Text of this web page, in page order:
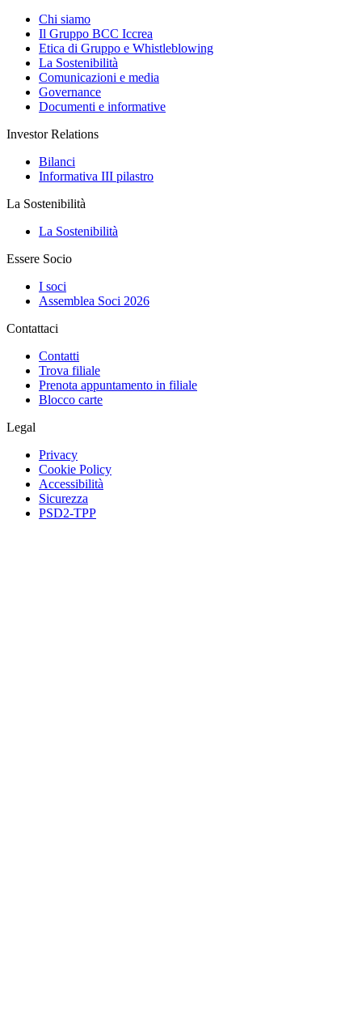
Chi siamo
Il Gruppo BCC Iccrea
Etica di Gruppo e Whistleblowing
La Sostenibilità
Comunicazioni e media
Governance
Documenti e informative
Investor Relations
Bilanci
Informativa III pilastro
La Sostenibilità
La Sostenibilità
Essere Socio
I soci
Assemblea Soci 2026
Contattaci
Contatti
Trova filiale
Prenota appuntamento in filiale
Blocco carte
Legal
Privacy
Cookie Policy
Accessibilità
Sicurezza
PSD2-TPP